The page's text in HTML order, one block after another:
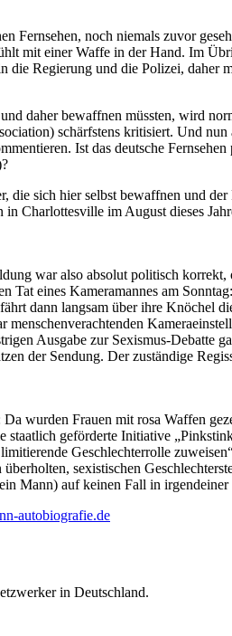
Fernsehen, noch niemals zuvor
mit einer Waffe in der Hand. Im
Regierung und die Polizei, daher
daher bewaffnen müssten, wird
schärfstens kritisiert. Und
Ist das deutsche
sich hier selbst bewaffnen und
Charlottesville im August dieses
war also absolut politisch
Tat eines Kameramannes am
dann langsam über ihre
Ausgabe zur Sexismus-Debatte
der Sendung. Der zuständige
wurden Frauen mit rosa Waffen
geförderte Initiative
Geschlechterrolle
sexistischen
Mann) auf keinen Fall in
autobiografie.de
in Deutschland.